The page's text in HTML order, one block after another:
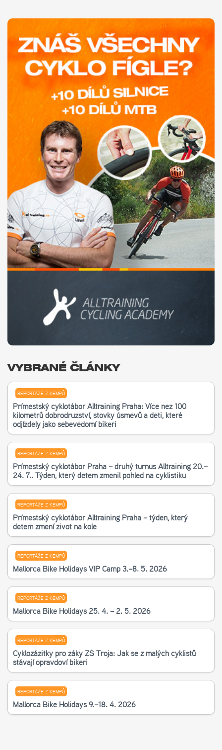
VYBRANÉ ČLÁNKY
REPORTÁŽE Z KEMPŮ
Příměstský cyklotábor Alltraining Praha: Více než 100
kilometrů dobrodružství, stovky úsměvů a děti, které
odjížděly jako sebevědomí bikeři
REPORTÁŽE Z KEMPŮ
Příměstský cyklotábor Praha – druhý turnus Alltraining 20.–
24. 7.. Týden, který dětem změnil pohled na cyklistiku
REPORTÁŽE Z KEMPŮ
Příměstský cyklotábor Alltraining Praha – týden, který
dětem změní život na kole
REPORTÁŽE Z KEMPŮ
Mallorca Bike Holidays VIP Camp 3.–8. 5. 2026
REPORTÁŽE Z KEMPŮ
Mallorca Bike Holidays 25. 4. – 2. 5. 2026
REPORTÁŽE Z KEMPŮ
Cyklozážitky pro žáky ZŠ Troja: Jak se z malých cyklistů
stávají opravdoví bikeři
REPORTÁŽE Z KEMPŮ
Mallorca Bike Holidays 9.–18. 4. 2026